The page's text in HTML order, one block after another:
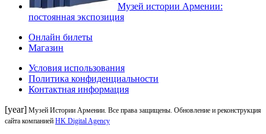
Музей истории Армении:
постоянная экспозиция
Онлайн билеты
Магазин
Условия использования
Политика конфиденциальности
Контактная информация
[year] Музей Истории Армении. Все права защищены. Обновление и реконструкция
сайта компанией HK Digital Agency